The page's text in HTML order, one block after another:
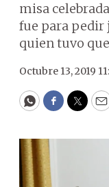
misa
fue para pedir
quien tuvo
Octubre 13, 2019
WhatsApp